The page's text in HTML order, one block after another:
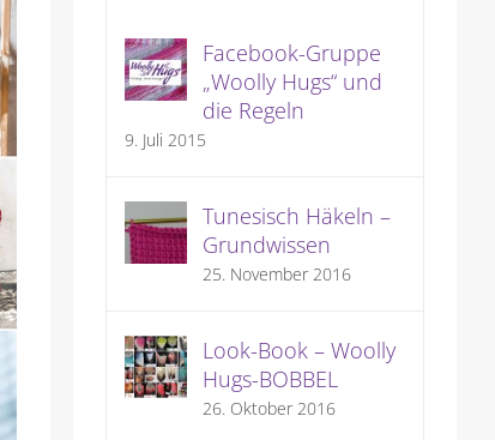
Facebook-Gruppe
„Woolly Hugs“ und
die Regeln
9. Juli 2015
Tunesisch Häkeln –
Grundwissen
25. November 2016
Look-Book – Woolly
Hugs-BOBBEL
26. Oktober 2016